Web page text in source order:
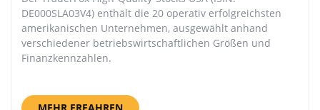
DE000SLA03V4) enthält die 20 operativ erfolg­reichsten
amerikanischen Unternehmen, ausgewählt anhand
verschiedener betriebswirtschaftlichen Größen und
Finanzkennzahlen.